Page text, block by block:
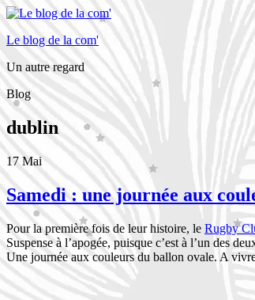
Le blog de la com'
Un autre regard
Blog
dublin
17 Mai
Samedi : une journée aux
Pour la première fois de leur histoire, le Rugby
Suspense à l’apogée, puisque c’est à l’un des
Une journée aux couleurs du ballon ovale. A